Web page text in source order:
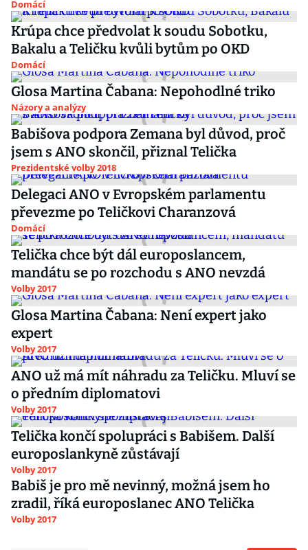
Domácí
Krúpa chce předvolat k soudu Sobotku,
Bakalu a Teličku kvůli bytům po OKD
Domácí
Glosa Martina Čabana: Nepohodlné triko
Názory a analýzy
Babišova podpora Zemana byl důvod, proč
jsem s ANO skončil, přiznal Telička
Prezidentské volby 2018
Delegaci ANO v Evropském parlamentu
převezme po Teličkovi Charanzová
Domácí
Telička chce být dál europoslancem,
mandátu se po rozchodu s ANO nevzdá
Volby 2017
Glosa Martina Čabana: Není expert jako
expert
Volby 2017
ANO už má mít náhradu za Teličku. Mluví se
o předním diplomatovi
Volby 2017
Telička končí spolupráci s Babišem. Další
europoslankyně zůstávají
Volby 2017
Babiš je pro mě nevinný, možná jsem ho
zradil, říká europoslanec ANO Telička
Volby 2017